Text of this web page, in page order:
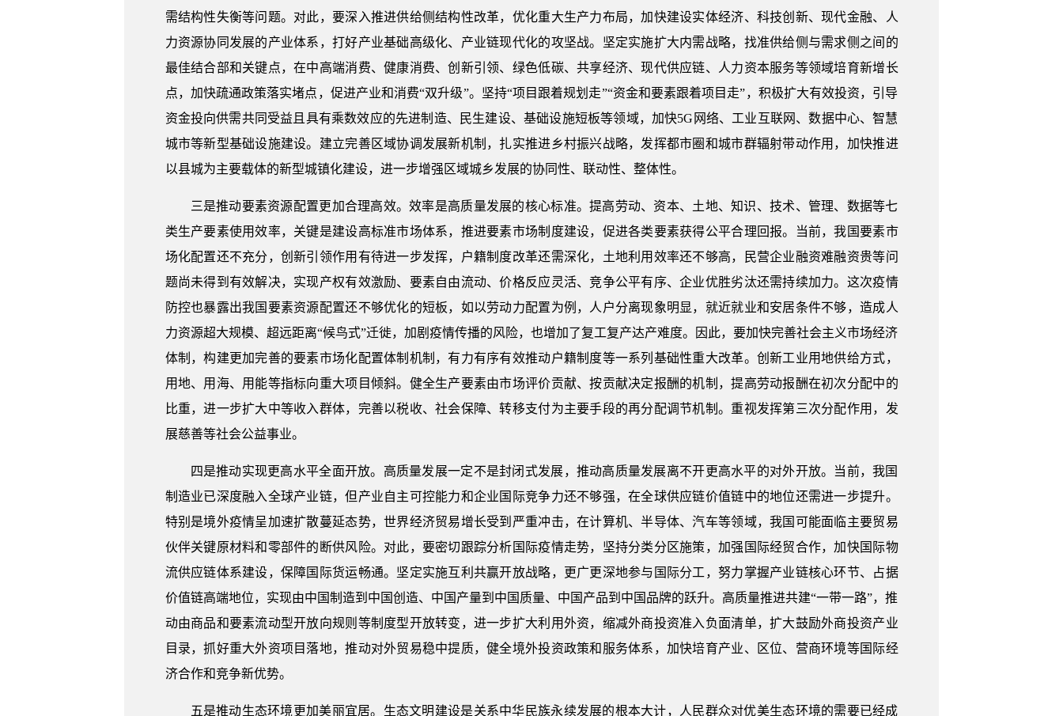
需结构性失衡等问题。对此，要深入推进供给侧结构性改革，优化重大生产力布局，加快建设实体经济、科技创新、现代金融、人
力资源协同发展的产业体系，打好产业基础高级化、产业链现代化的攻坚战。坚定实施扩大内需战略，找准供给侧与需求侧之间的
最佳结合部和关键点，在中高端消费、健康消费、创新引领、绿色低碳、共享经济、现代供应链、人力资本服务等领域培育新增长
点，加快疏通政策落实堵点，促进产业和消费“双升级”。坚持“项目跟着规划走”“资金和要素跟着项目走”，积极扩大有效投资，引导
资金投向供需共同受益且具有乘数效应的先进制造、民生建设、基础设施短板等领域，加快5G网络、工业互联网、数据中心、智慧
城市等新型基础设施建设。建立完善区域协调发展新机制，扎实推进乡村振兴战略，发挥都市圈和城市群辐射带动作用，加快推进
以县城为主要载体的新型城镇化建设，进一步增强区域城乡发展的协同性、联动性、整体性。
三是推动要素资源配置更加合理高效。效率是高质量发展的核心标准。提高劳动、资本、土地、知识、技术、管理、数据等七
类生产要素使用效率，关键是建设高标准市场体系，推进要素市场制度建设，促进各类要素获得公平合理回报。当前，我国要素市
场化配置还不充分，创新引领作用有待进一步发挥，户籍制度改革还需深化，土地利用效率还不够高，民营企业融资难融资贵等问
题尚未得到有效解决，实现产权有效激励、要素自由流动、价格反应灵活、竞争公平有序、企业优胜劣汰还需持续加力。这次疫情
防控也暴露出我国要素资源配置还不够优化的短板，如以劳动力配置为例，人户分离现象明显，就近就业和安居条件不够，造成人
力资源超大规模、超远距离“候鸟式”迁徙，加剧疫情传播的风险，也增加了复工复产达产难度。因此，要加快完善社会主义市场经济
体制，构建更加完善的要素市场化配置体制机制，有力有序有效推动户籍制度等一系列基础性重大改革。创新工业用地供给方式，
用地、用海、用能等指标向重大项目倾斜。健全生产要素由市场评价贡献、按贡献决定报酬的机制，提高劳动报酬在初次分配中的
比重，进一步扩大中等收入群体，完善以税收、社会保障、转移支付为主要手段的再分配调节机制。重视发挥第三次分配作用，发
展慈善等社会公益事业。
四是推动实现更高水平全面开放。高质量发展一定不是封闭式发展，推动高质量发展离不开更高水平的对外开放。当前，我国
制造业已深度融入全球产业链，但产业自主可控能力和企业国际竞争力还不够强，在全球供应链价值链中的地位还需进一步提升。
特别是境外疫情呈加速扩散蔓延态势，世界经济贸易增长受到严重冲击，在计算机、半导体、汽车等领域，我国可能面临主要贸易
伙伴关键原材料和零部件的断供风险。对此，要密切跟踪分析国际疫情走势，坚持分类分区施策，加强国际经贸合作，加快国际物
流供应链体系建设，保障国际货运畅通。坚定实施互利共赢开放战略，更广更深地参与国际分工，努力掌握产业链核心环节、占据
价值链高端地位，实现由中国制造到中国创造、中国产量到中国质量、中国产品到中国品牌的跃升。高质量推进共建“一带一路”，推
动由商品和要素流动型开放向规则等制度型开放转变，进一步扩大利用外资，缩减外商投资准入负面清单，扩大鼓励外商投资产业
目录，抓好重大外资项目落地，推动对外贸易稳中提质，健全境外投资政策和服务体系，加快培育产业、区位、营商环境等国际经
济合作和竞争新优势。
五是推动生态环境更加美丽宜居。生态文明建设是关系中华民族永续发展的根本大计，人民群众对优美生态环境的需要已经成